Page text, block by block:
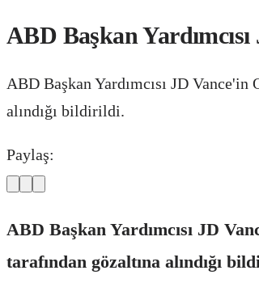
ABD Başkan
ABD Başkan Yardımcısı JD
alındığı bildirildi.
Paylaş:
ABD Başkan Yardımcısı JD
tarafından gözaltına alındığı